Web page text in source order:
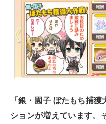
「銀・園子 ぼたもち捕
ションが増えています。